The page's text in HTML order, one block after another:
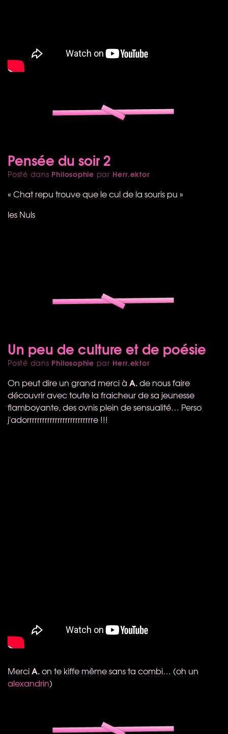
Pensée du soir 2
Posté dans Philosophie par Herr.ektor
« Chat repu trouve que le cul de la souris pu »
les Nuls
Un peu de culture et de poésie
Posté dans Philosophie par Herr.ektor
On peut dire un grand merci à A.de nous faire
découvrir avec toute la fraicheur de sa jeunesse
flamboyante, des ovnis plein de sensualité… Perso
j'adorrrrrrrrrrrrrrrrrrrrrrrrrre !!!
MerciA.on te kiffe même sans ta combi… (oh un
alexandrin)